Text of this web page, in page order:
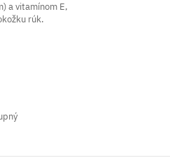
a vitamínom E,
rúk.